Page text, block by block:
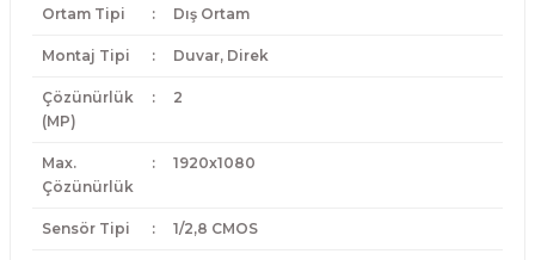
Ortam Tipi : Dış Ortam
Montaj Tipi : Duvar, Direk
Çözünürlük
(MP)
: 2
Max.
Çözünürlük
: 1920x1080
Sensör Tipi : 1/2,8 CMOS